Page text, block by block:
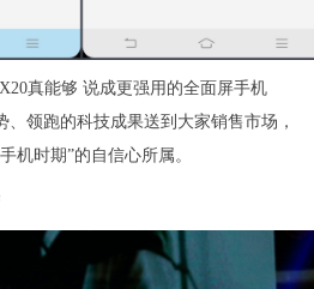
真能够 说成更强用的全面屏手机
领跑的科技成果送到大家销售市场，
机时期”的自信心所属。